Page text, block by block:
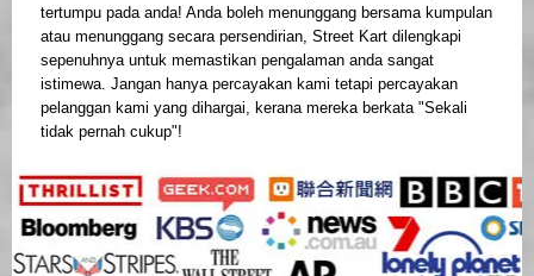
tertumpu pada anda! Anda boleh menunggang bersama kumpulan
atau menunggang secara persendirian, Street Kart dilengkapi
sepenuhnya untuk memastikan pengalaman anda sangat
istimewa. Jangan hanya percayakan kami tetapi percayakan
pelanggan kami yang dihargai, kerana mereka berkata "Sekali
tidak pernah cukup"!